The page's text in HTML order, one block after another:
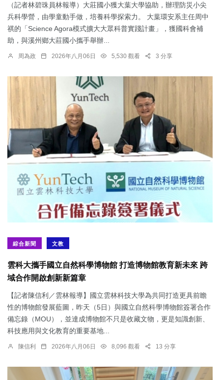
（記者林碧珠員林報導）大莊國小獲大葉大學協助，辦理防災小尖
兵科學營，由學童動手做，培養科學探索力。 大葉環安系主任周中
祺的「Science Agora模式擴大大眾科普實踐計畫」，獲國科會補
助，與溪州鄉大莊國小攜手舉辦...
周為政 2026年八月06日 5,530 觀看 3 分享
綜合新聞 文教
雲科大攜手國立自然科學博物館 打造博物館教育新未來 跨
域合作開啟創新新篇章
【記者陳信利／雲林報導】國立雲林科技大學為共同打造更具前瞻
性的博物館發展藍圖，昨天（5日）與國立自然科學博物館簽署合作
備忘錄（MOU），並達成博物館不只是收藏文物，更是知識創新、
科技應用與文化教育的重要基地...
陳信利 2026年八月06日 8,096 觀看 13 分享